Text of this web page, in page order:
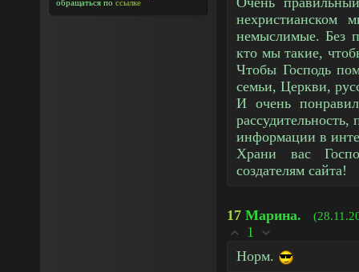
обращаться по ссылке
нехристианском
немыслимые. Без
кто мы такие,
Чтобы Господь
семьи, Церкви,
И очень
информации в
Храни вас
создателям сайта!
17 Марина.
1
Норм.